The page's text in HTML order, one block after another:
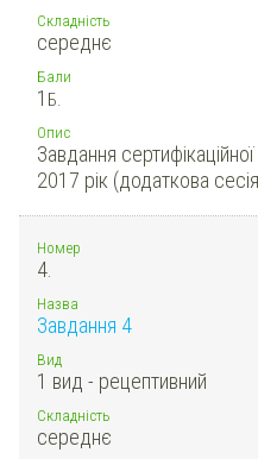
Складність
середнє
Бали
1 Б.
Опис
Завдання
2017 рік (додаткова
Номер
4.
Назва
Завдання 4
Вид
1 вид - рецептивний
Складність
середнє